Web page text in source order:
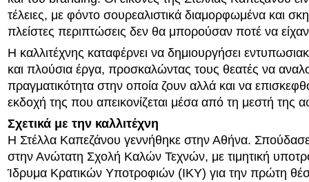
τέλειες, με φόντο σουρεαλιστικά διαμορφωμένα και
πλείστες περιπτώσεις δεν θα μπορούσαν ποτέ να
Η καλλιτέχνης καταφέρνει να δημιουργήσει
και πλούσια έργα, προσκαλώντας τους θεατές να
πραγματικότητα στην οποία ζουν αλλά και να
εκδοχή της που απεικονίζεται μέσα από τη μεστή της
Σχετικά με την καλλιτέχνη
Η Στέλλα Καπεζάνου γεννήθηκε στην Αθήνα.
στην Ανώτατη Σχολή Καλών Τεχνών, με τιμητική
Ίδρυμα Κρατικών Υποτροφιών (ΙΚΥ) για την πρώτη